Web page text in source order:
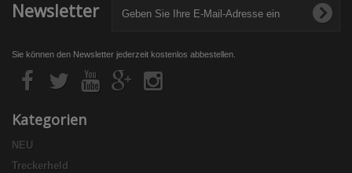
Newsletter
Sie können den Newsletter jederzeit kostenlos abbestellen.
Kategorien
NEU
Treckerheld